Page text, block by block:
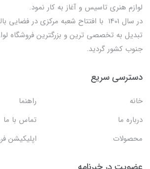
لوازم هنری تاسیس و آغاز به کار نمود.
تبدیل به تخصصی ترین و بزرگترین فروشگاه
جنوب کشور گردید.
دسترسی سریع
خانه
راهنما
درباره ما
تماس با ما
محصولات
اپلیکیشن